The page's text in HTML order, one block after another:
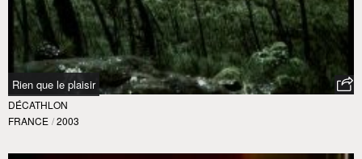
Rien que le plaisir
DÉCATHLON
FRANCE / 2003